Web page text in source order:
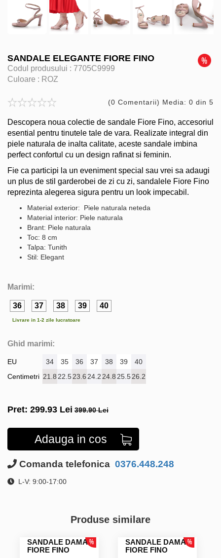
SANDALE ELEGANTE FIORE FINO
Codul produsului : 7705C9999
Culoare : ROZ
(0 Comentarii) Media: 0 din 5
Descopera noua colectie de sandale Fiore Fino, accesoriul
esential pentru tinutele tale de vara. Realizate integral din
piele naturala de inalta calitate, aceste sandale imbina
perfect confortul cu un design rafinat si feminin.
Fie ca participi la un eveniment special sau vrei sa adaugi
un plus de stil garderobei de zi cu zi, sandalele Fiore Fino
reprezinta alegerea sigura pentru un look impecabil.
Material exterior: Piele naturala neteda
Material interior: Piele naturala
Brant: Piele naturala
Toc: 8 cm
Talpa: Tunith
Stil: Elegant
Marimi:
36 37 38 39 40
Livrare in 1-2 zile lucratoare
Ghid marimi:
EU
Centimetri
34 35 36 37 38 39
40
21.8 22.523.6 24.2 24.8 25.526.2
Pret: 299.93 Lei 399.90 Lei
Adauga in cos
Comanda telefonica 0376.448.248
L-V: 9:00-17:00
Produse similare
SANDALE DAMA
FIORE FINO
SANDALE DAMA
FIORE FINO